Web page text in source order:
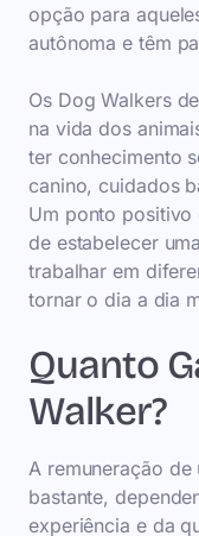
opção para
autônoma e têm
Os Dog Walkers
na vida dos
ter conhecimento
canino, cuidados
Um ponto positivo
de estabelecer
trabalhar em
tornar o dia a dia
Quanto
Walker?
A remuneração
bastante,
experiência e da